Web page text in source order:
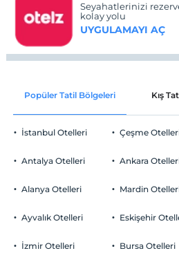
Seyahatlerinizi
kolay yolu
UYGULAMAYI AÇ
Popüler Tatil Bölgeleri Kış
İstanbul Otelleri
Antalya Otelleri
Alanya Otelleri
Ayvalık Otelleri
İzmir Otelleri
Çeşme
Ankara
Mardin
Eskişehir
Bursa Otelleri